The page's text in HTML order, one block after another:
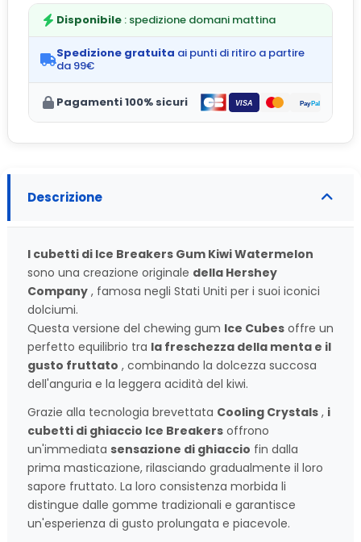
Disponibile : spedizione domani mattina
Spedizione gratuita ai punti di ritiro a partire
da 99€
Pagamenti 100% sicuri
Descrizione
I cubetti di Ice Breakers Gum Kiwi Watermelon
sono una creazione originale della Hershey
Company , famosa negli Stati Uniti per i suoi iconici
dolciumi.
Questa versione del chewing gum Ice Cubes offre un
perfetto equilibrio tra la freschezza della menta e il
gusto fruttato , combinando la dolcezza succosa
dell'anguria e la leggera acidità del kiwi.
Grazie alla tecnologia brevettata Cooling Crystals , i
cubetti di ghiaccio Ice Breakers offrono
un'immediata sensazione di ghiaccio fin dalla
prima masticazione, rilasciando gradualmente il loro
sapore fruttato. La loro consistenza morbida li
distingue dalle gomme tradizionali e garantisce
un'esperienza di gusto prolungata e piacevole.